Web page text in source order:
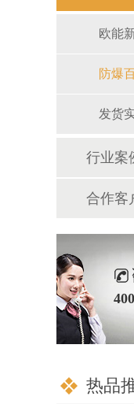
欧能
防爆
发货
行业案
合作客
热品